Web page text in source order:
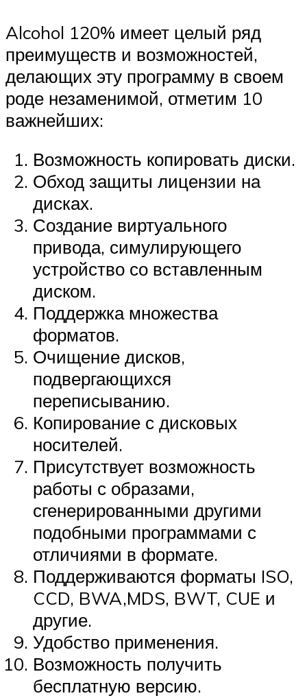
Alcohol 120% имеет целый ряд
преимуществ и возможностей,
делающих эту программу в своем
роде незаменимой, отметим 10
важнейших:
Возможность копировать диски.
Обход защиты лицензии на
дисках.
Создание виртуального
привода, симулирующего
устройство со вставленным
диском.
Поддержка множества
форматов.
Очищение дисков,
подвергающихся
переписыванию.
Копирование с дисковых
носителей.
Присутствует возможность
работы с образами,
сгенерированными другими
подобными программами с
отличиями в формате.
Поддерживаются форматы ISO,
CCD, BWA,MDS, BWT, CUE и
другие.
Удобство применения.
Возможность получить
бесплатную версию.